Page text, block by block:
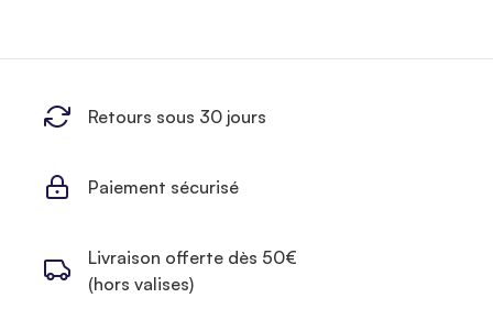
Retours sous 30 jours
Paiement sécurisé
Livraison offerte dès 50€
(hors valises)